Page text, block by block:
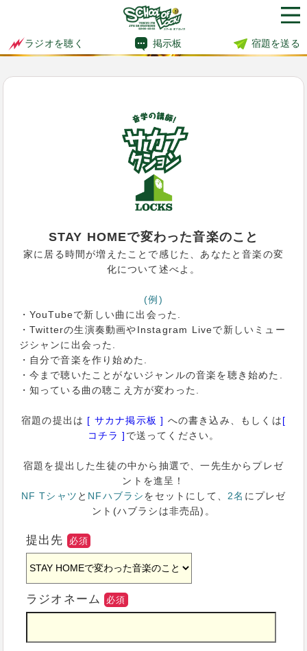
ラジオを聴く 掲示板 宿題を送る
STAY HOMEで変わった音楽のこと
家に居る時間が増えたことで感じた、あなたと音楽の変
化について述べよ。
(例)
・YouTubeで新しい曲に出会った.
・Twitterの生演奏動画やInstagram Liveで新しいミュー
ジシャンに出会った.
・自分で音楽を作り始めた.
・今まで聴いたことがないジャンルの音楽を聴き始めた.
・知っている曲の聴こえ方が変わった.
宿題の提出は [ サカナ掲示板 ] への書き込み、もしくは[
コチラ ] で送ってください。
宿題を提出した生徒の中から抽選で、一先生からプレゼ
ントを進呈！
NF Tシャツ と NFハブラシをセットにして、 2名 にプレゼ
ント(ハブラシは非売品)。
提出先 必須
ラジオネーム 必須